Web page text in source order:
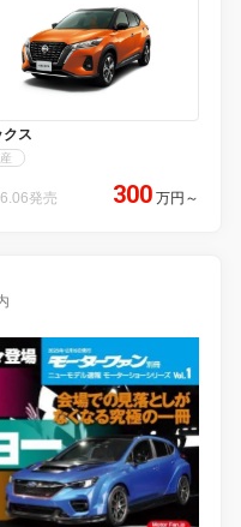
クス
発売 300 万円 ～